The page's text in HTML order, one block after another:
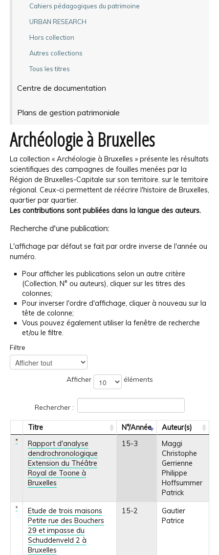
Cahiers pédagogiques du patrimoine
URBAN RESEARCH
Hors collection
Autres collections
Tous les titres
Centre de documentation
Plans de gestion patrimoniale
Archéologie à Bruxelles
La collection « Archéologie à Bruxelles » présente les résultats
scientifiques des campagnes de fouilles menées par la
Région de Bruxelles-Capitale sur son territoire. sur le territoire
régional. Ceux-ci permettent de réécrire l'histoire de Bruxelles,
quartier par quartier.
Les contributions sont publiées dans la langue des auteurs.
Recherche d'une publication:
L'affichage par défaut se fait par ordre inverse de l'année ou
numéro.
Pour afficher les publications selon un autre critère
(Collection, N° ou auteurs), cliquer sur les titres des
colonnes;
Pour inverser l'ordre d'affichage, cliquer à nouveau sur la
tête de colonne;
Vous pouvez également utiliser la fenêtre de recherche
et/ou le filtre.
Filtre
Afficher éléments
Rechercher :
Titre N°/Année
Auteur(s)
Rapport d'analyse
dendrochronologique
Extension du Théâtre
Royal de Toone à
Bruxelles
15-3
Maggi
Christophe
Gerrienne
Philippe
Hoffsummer
Patrick
Etude de trois maisons
Petite rue des Bouchers
29 et impasse du
Schuddenveld 2 à
Bruxelles
15-2
Gautier
Patrice